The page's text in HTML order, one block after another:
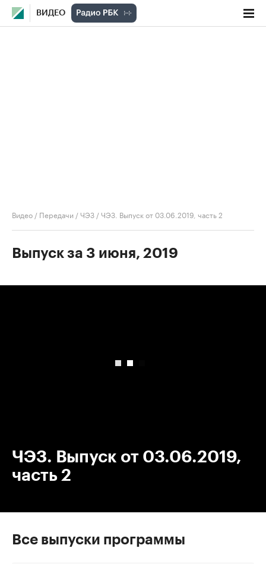
ВИДЕО
Видео / Передачи /ЧЭЗ /ЧЭЗ. Выпуск от 03.06.2019, часть 2
Выпуск за 3 июня, 2019
ЧЭЗ. Выпуск от 03.06.2019,
часть 2
Все выпуски программы